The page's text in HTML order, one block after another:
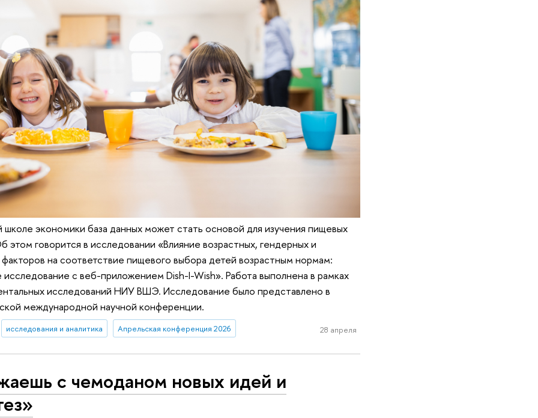
экономики база данных может стать основой для изучения пищевых
этом говорится в исследовании «Влияние возрастных, гендерных и
на соответствие пищевого выбора детей возрастным нормам:
с веб-приложением Dish-I-Wish». Работа выполнена в рамках
исследований НИУ ВШЭ. Исследование было представлено в
международной научной конференции.
исследования и аналитика Апрельская конференция 2026 28 апреля
с чемоданом новых идей и